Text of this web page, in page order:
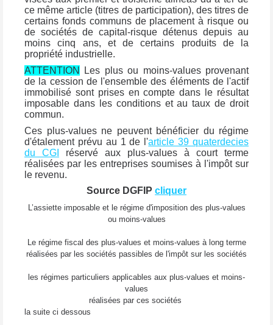
ce même article (titres de participation), des titres de
certains fonds communs de placement à risque ou
de sociétés de capital-risque détenus depuis au
moins cinq ans, et de certains produits de la
propriété industrielle.
ATTENTION
Les plus ou moins-values provenant
de la cession de l'ensemble des éléments de l'actif
immobilisé sont prises en compte dans le résultat
imposable dans les conditions et au taux de droit
commun.
Ces plus-values ne peuvent bénéficier du régime
d'étalement prévu au 1 de l'article 39 quaterdecies
du CGI
réservé aux plus-values à court terme
réalisées par les entreprises soumises à l'impôt sur
le revenu.
Source DGFIP cliquer
L’assiette imposable et le régime d'imposition des plus-values
ou moins-values
Le régime fiscal des plus-values et moins-values à long terme
réalisées par les sociétés passibles de l'impôt sur les sociétés
les régimes particuliers applicables aux plus-values et moins-
values
réalisées par ces sociétés
la suite ci dessous